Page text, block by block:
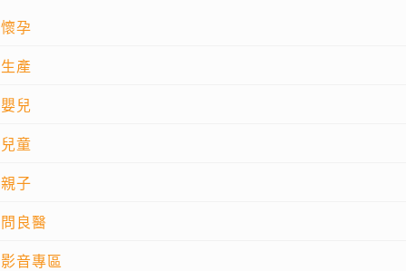
懷孕
生產
嬰兒
兒童
親子
問良醫
影音專區